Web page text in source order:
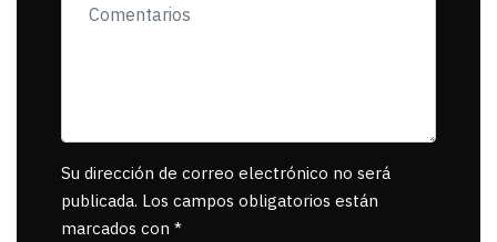
Su dirección de correo electrónico no será
publicada. Los campos obligatorios están
marcados con *